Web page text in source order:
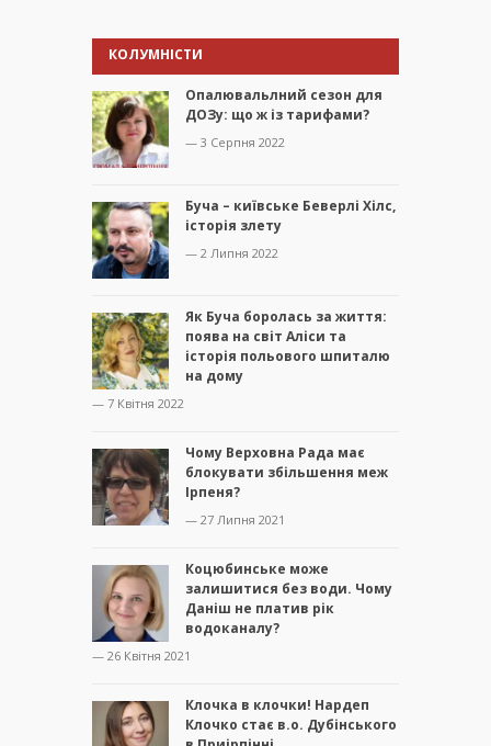
КОЛУМНІСТИ
Опалювальлний сезон для
ДОЗу: що ж із тарифами?
— 3 Серпня 2022
Буча – київське Беверлі Хілс,
історія злету
— 2 Липня 2022
Як Буча боролась за життя:
поява на світ Аліси та
історія польового шпиталю
на дому
— 7 Квітня 2022
Чому Верховна Рада має
блокувати збільшення меж
Ірпеня?
— 27 Липня 2021
Коцюбинське може
залишитися без води. Чому
Даніш не платив рік
водоканалу?
— 26 Квітня 2021
Клочка в клочки! Нардеп
Клочко стає в.о. Дубінського